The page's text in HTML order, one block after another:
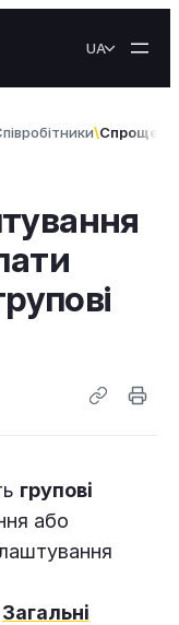
UA
Спрощене
групові
або
Загальні